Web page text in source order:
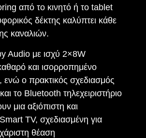
από το κινητό ή το tablet
δέκτης καλύπτει κάθε
καναλιών.
Audio με ισχύ 2×8W
και ισορροπημένο
ενώ ο πρακτικός σχεδιασμός
το Bluetooth τηλεχειριστήριο
μια αξιόπιστη και
Smart TV, σχεδιασμένη για
θέαση